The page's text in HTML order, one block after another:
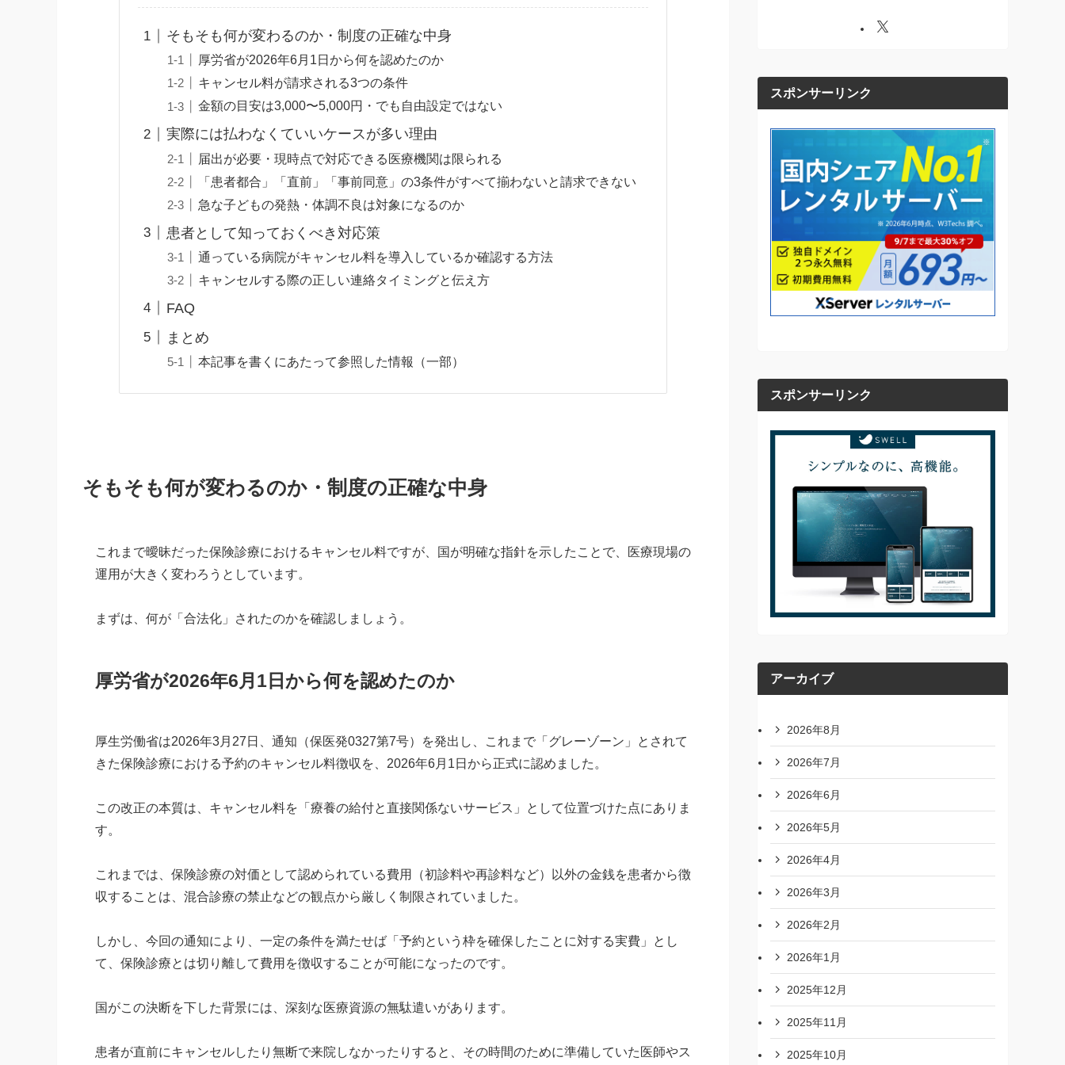
そもそも何が変わるのか・制度の正確な中身
厚労省が2026年6月1日から何を認めたのか
キャンセル料が請求される3つの条件
金額の目安は3,000〜5,000円・でも自由設定ではない
実際には払わなくていいケースが多い理由
届出が必要・現時点で対応できる医療機関は限られる
「患者都合」「直前」「事前同意」の3条件がすべて揃わないと請求できない
急な子どもの発熱・体調不良は対象になるのか
患者として知っておくべき対応策
通っている病院がキャンセル料を導入しているか確認する方法
キャンセルする際の正しい連絡タイミングと伝え方
FAQ
まとめ
本記事を書くにあたって参照した情報（一部）
そもそも何が変わるのか・制度の正確な中身
これまで曖昧だった保険診療におけるキャンセル料ですが、国が明確な指針を示したことで、医療現場の
運用が大きく変わろうとしています。
まずは、何が「合法化」されたのかを確認しましょう。
厚労省が2026年6月1日から何を認めたのか
厚生労働省は2026年3月27日、通知（保医発0327第7号）を発出し、これまで「グレーゾーン」とされて
きた保険診療における予約のキャンセル料徴収を、2026年6月1日から正式に認めました。
この改正の本質は、キャンセル料を「療養の給付と直接関係ないサービス」として位置づけた点にありま
す。
これまでは、保険診療の対価として認められている費用（初診料や再診料など）以外の金銭を患者から徴
収することは、混合診療の禁止などの観点から厳しく制限されていました。
しかし、今回の通知により、一定の条件を満たせば「予約という枠を確保したことに対する実費」とし
て、保険診療とは切り離して費用を徴収することが可能になったのです。
国がこの決断を下した背景には、深刻な医療資源の無駄遣いがあります。
患者が直前にキャンセルしたり無断で来院しなかったりすると、その時間のために準備していた医師やス
スポンサーリンク
スポンサーリンク
アーカイブ
2026年8月
2026年7月
2026年6月
2026年5月
2026年4月
2026年3月
2026年2月
2026年1月
2025年12月
2025年11月
2025年10月